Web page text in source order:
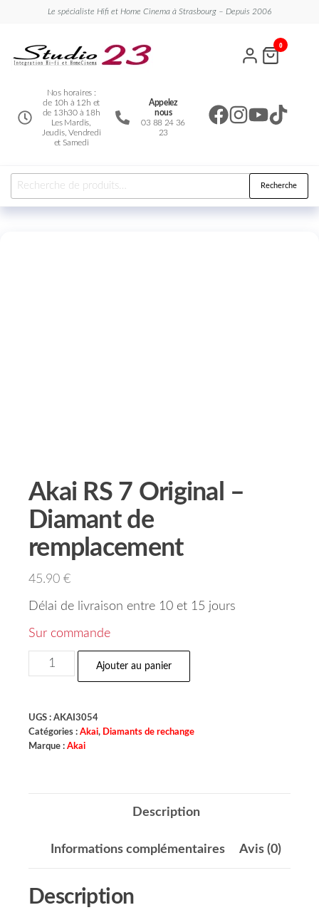
Le spécialiste Hifi et Home Cinema à Strasbourg – Depuis 2006
Nos horaires :
de 10h à 12h et
de 13h30 à 18h
Les Mardis,
Jeudis, Vendredi
et Samedi
Appelez
nous
03 88 24 36
23
0
Recherche
Akai RS 7 Original –
Diamant de
remplacement
45.90 €
Délai de livraison entre 10 et 15 jours
Sur commande
Ajouter au panier
UGS : AKAI3054
Catégories : Akai, Diamants de rechange
Marque : Akai
Description
Informations complémentaires Avis (0)
Description